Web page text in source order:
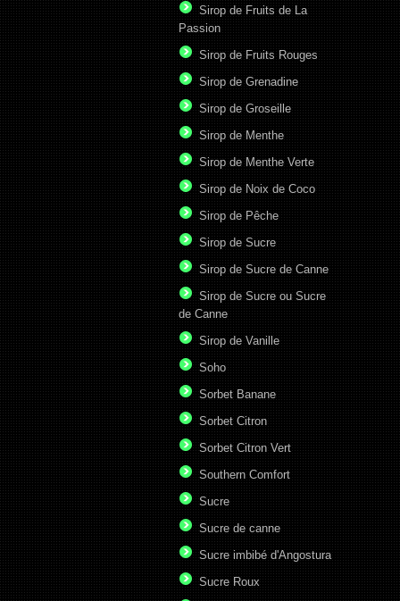
Sirop de Fruits de La
Passion
Sirop de Fruits Rouges
Sirop de Grenadine
Sirop de Groseille
Sirop de Menthe
Sirop de Menthe Verte
Sirop de Noix de Coco
Sirop de Pêche
Sirop de Sucre
Sirop de Sucre de Canne
Sirop de Sucre ou Sucre
de Canne
Sirop de Vanille
Soho
Sorbet Banane
Sorbet Citron
Sorbet Citron Vert
Southern Comfort
Sucre
Sucre de canne
Sucre imbibé d'Angostura
Sucre Roux